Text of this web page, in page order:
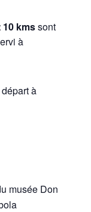
10 kmssont
à
à
musée Don